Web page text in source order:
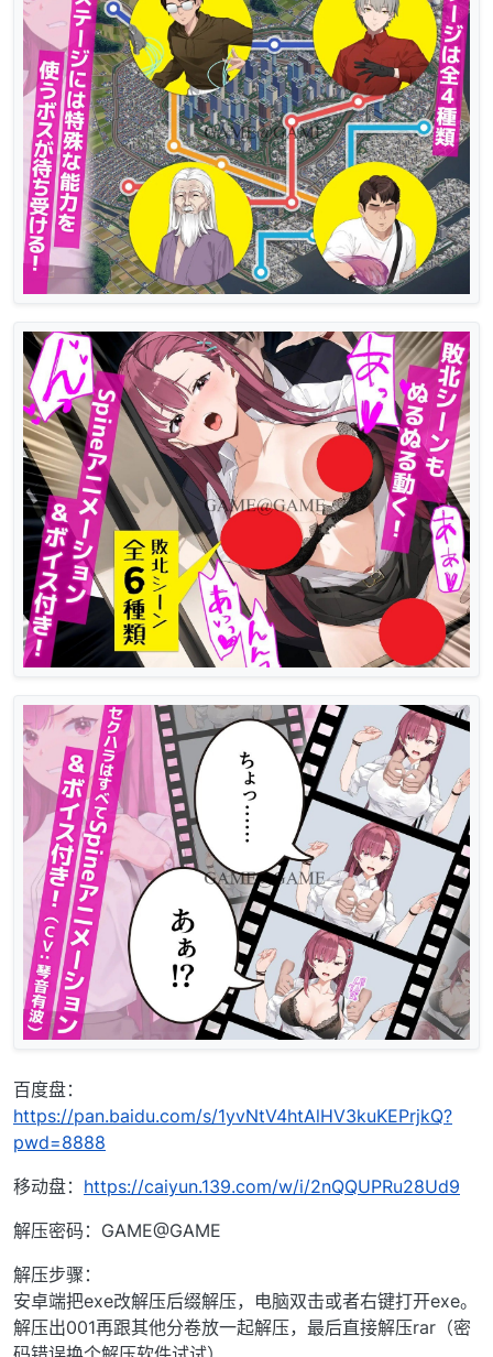
百度盘：
https://pan.baidu.com/s/1yvNtV4htAlHV3kuKEPrjkQ?
pwd=8888
移动盘： https://caiyun.139.com/w/i/2nQQUPRu28Ud9
解压密码：GAME@GAME
解压步骤：
安卓端把exe改解压后缀解压，电脑双击或者右键打开exe。
解压出001再跟其他分卷放一起解压，最后直接解压rar（密